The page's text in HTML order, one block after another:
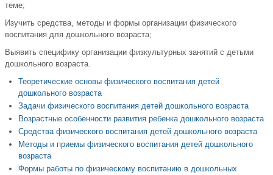
теме;
Изучить средства, методы и формы организации физического
воспитания для дошкольного возраста;
Выявить специфику организации физкультурных занятий с детьми
дошкольного возраста.
Теоретические основы физического воспитания детей
дошкольного возраста
Задачи физического воспитания детей дошкольного возраста
Возрастные особенности развития ребенка дошкольного возраста
Средства физического воспитания детей дошкольного возраста
Методы и приемы физического воспитания детей дошкольного
возраста
Формы работы по физическому воспитанию в дошкольных